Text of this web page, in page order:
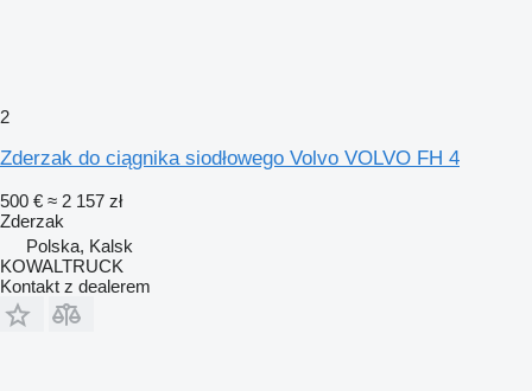
2
Zderzak do ciągnika siodłowego Volvo VOLVO FH 4
500 € ≈ 2 157 zł
Zderzak
Polska, Kalsk
KOWALTRUCK
Kontakt z dealerem